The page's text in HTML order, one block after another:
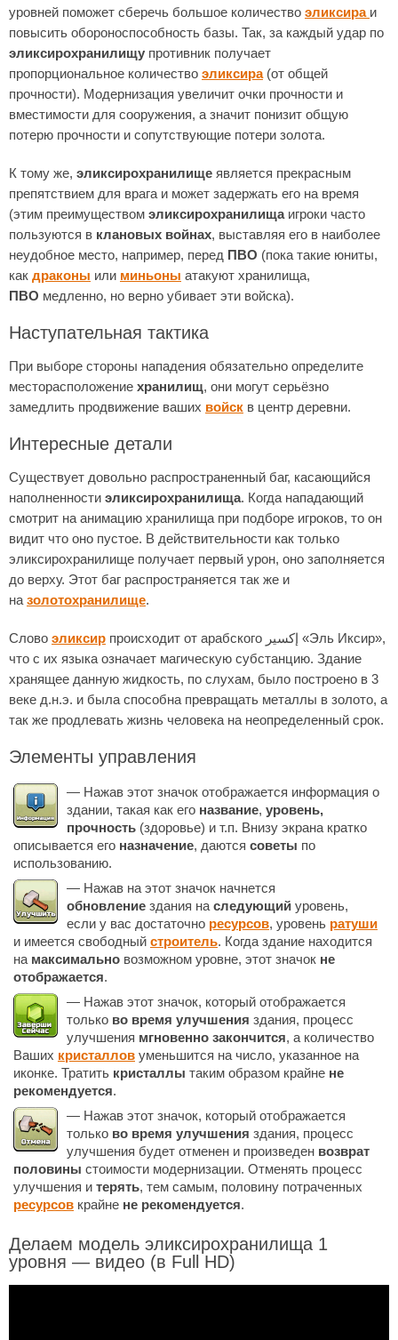
уровней поможет сберечь большое количество эликсира и
повысить обороноспособность базы. Так, за каждый удар по
эликсирохранилищу противник получает
пропорциональное количество эликсира(от общей
прочности). Модернизация увеличит очки прочности и
вместимости для сооружения, а значит понизит общую
потерю прочности и сопутствующие потери золота.
К тому же, эликсирохранилище является прекрасным
препятствием для врага и может задержать его на время
(этим преимуществом эликсирохранилищаигроки часто
пользуются в клановых войнах, выставляя его в наиболее
неудобное место, например, перед ПВО (пока такие юниты,
как драконы или миньоны атакуют хранилища,
ПВО медленно, но верно убивает эти войска).
Наступательная тактика
При выборе стороны нападения обязательно определите
месторасположение хранилищ, они могут серьёзно
замедлить продвижение ваших войск в центр деревни.
Интересные детали
Существует довольно распространенный баг, касающийся
наполненности эликсирохранилища. Когда нападающий
смотрит на анимацию хранилища при подборе игроков, то он
видит что оно пустое. В действительности как только
эликсирохранилище получает первый урон, оно заполняется
до верху. Этот баг распространяется так же и
на золотохранилище.
Слово эликсир происходит от арабского إكسير «Эль Иксир»,
что с их языка означает магическую субстанцию. Здание
хранящее данную жидкость, по слухам, было построено в 3
веке д.н.э. и была способна превращать металлы в золото, а
так же продлевать жизнь человека на неопределенный срок.
Элементы управления
— Нажав этот значок отображается информация о
здании, такая как его название, уровень,
прочность (здоровье) и т.п. Внизу экрана кратко
описывается его назначение, даются советы по
использованию.
— Нажав на этот значок начнется
обновление здания на следующий уровень,
если у вас достаточно ресурсов, уровень ратуши
и имеется свободный строитель. Когда здание находится
на максимально возможном уровне, этот значок не
отображается.
— Нажав этот значок, который отображается
только во время улучшения здания, процесс
улучшения мгновенно закончится, а количество
Ваших кристаллов уменьшится на число, указанное на
иконке. Тратить кристаллы таким образом крайне не
рекомендуется.
— Нажав этот значок, который отображается
только во время улучшения здания, процесс
улучшения будет отменен и произведен возврат
половины стоимости модернизации. Отменять процесс
улучшения и терять, тем самым, половину потраченных
ресурсов крайне не рекомендуется.
Делаем модель эликсирохранилища 1
уровня — видео (в Full HD)